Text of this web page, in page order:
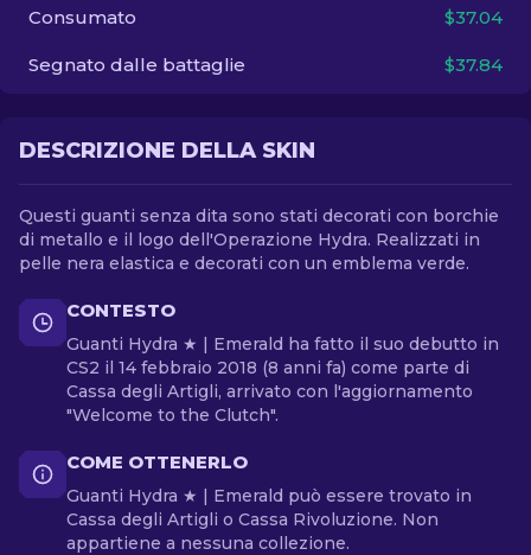
Consumato $37.04
Segnato dalle battaglie $37.84
DESCRIZIONE DELLA SKIN
Questi guanti senza dita sono stati decorati con borchie
di metallo e il logo dell'Operazione Hydra. Realizzati in
pelle nera elastica e decorati con un emblema verde.
CONTESTO
Guanti Hydra ★ | Emerald ha fatto il suo debutto in
CS2 il 14 febbraio 2018 (8 anni fa) come parte di
Cassa degli Artigli, arrivato con l'aggiornamento
"Welcome to the Clutch".
COME OTTENERLO
Guanti Hydra ★ | Emerald può essere trovato in
Cassa degli Artigli o Cassa Rivoluzione. Non
appartiene a nessuna collezione.